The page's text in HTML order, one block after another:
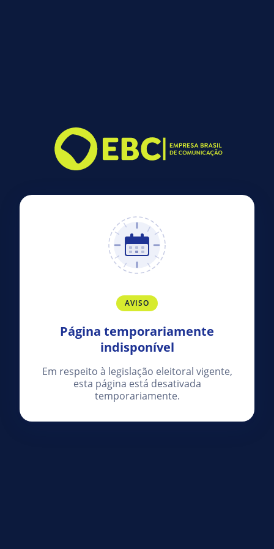
AVISO
Página temporariamente
indisponível
Em respeito à legislação eleitoral vigente,
esta página está desativada
temporariamente.